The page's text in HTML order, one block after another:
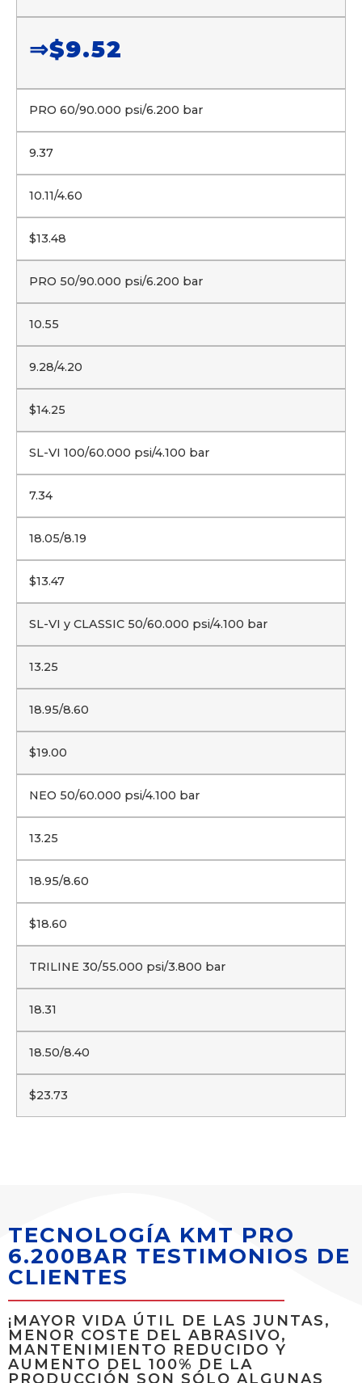
⇒$9.52
PRO 60/90.000 psi/6.200 bar
9.37
10.11/4.60
$13.48
PRO 50/90.000 psi/6.200 bar
10.55
9.28/4.20
$14.25
SL-VI 100/60.000 psi/4.100 bar
7.34
18.05/8.19
$13.47
SL-VI y CLASSIC 50/60.000 psi/4.100 bar
13.25
18.95/8.60
$19.00
NEO 50/60.000 psi/4.100 bar
13.25
18.95/8.60
$18.60
TRILINE 30/55.000 psi/3.800 bar
18.31
18.50/8.40
$23.73
TECNOLOGÍA KMT PRO
6.200BAR TESTIMONIOS DE
CLIENTES
¡MAYOR VIDA ÚTIL DE LAS JUNTAS,
MENOR COSTE DEL ABRASIVO,
MANTENIMIENTO REDUCIDO Y
AUMENTO DEL 100% DE LA
PRODUCCIÓN SON SÓLO ALGUNAS